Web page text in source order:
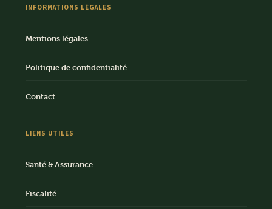
INFORMATIONS LÉGALES
Mentions légales
Politique de confidentialité
Contact
LIENS UTILES
Santé & Assurance
Fiscalité